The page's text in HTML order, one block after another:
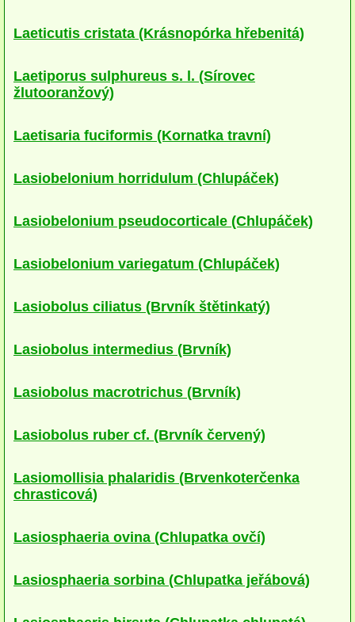
víceleté
rozlité
na jehličnanech
Kuřátka
Liškovité
Cyfeloidní
Lupenaté s postranním třeněm
lignikolní
mykorhizni
Laeticutis cristata (Krásnopórka hřebenitá)
Laetiporus sulphureus s. l. (Sírovec
žlutooranžový)
Laetisaria fuciformis (Kornatka travní)
Lasiobelonium horridulum (Chlupáček)
Lasiobelonium pseudocorticale (Chlupáček)
Lasiobelonium variegatum (Chlupáček)
Lasiobolus ciliatus (Brvník štětinkatý)
Lasiobolus intermedius (Brvník)
Lasiobolus macrotrichus (Brvník)
Lasiobolus ruber cf. (Brvník červený)
Lasiomollisia phalaridis (Brvenkoterčenka
chrasticová)
Lasiosphaeria ovina (Chlupatka ovčí)
Lasiosphaeria sorbina (Chlupatka jeřábová)